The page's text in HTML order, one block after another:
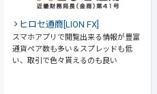
ヒロセ通商[LION FX]
スマホアプリで閲覧出来る情報が豊富
通貨ペア数も多い＆スプレッドも低
い、取引で色々貰えるのも良い